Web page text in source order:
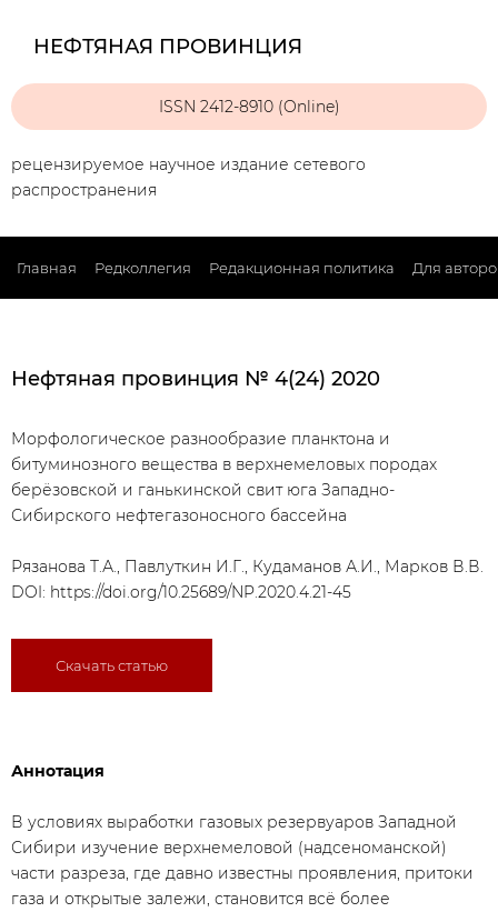
НЕФТЯНАЯ ПРОВИНЦИЯ
ISSN 2412-8910 (Online)
рецензируемое научное издание сетевого
распространения
Главная Редколлегия Редакционная политика Для
Нефтяная провинция № 4(24) 2020
Морфологическое разнообразие планктона и
битуминозного вещества в верхнемеловых породах
берёзовской и ганькинской свит юга Западно-
Сибирского нефтегазоносного бассейна
Рязанова Т.А., Павлуткин И.Г., Кудаманов А.И., Марков В.В.
DOI: https://doi.org/10.25689/NP.2020.4.21-45
Скачать статью
Аннотация
В условиях выработки газовых резервуаров Западной
Сибири изучение верхнемеловой (надсеноманской)
части разреза, где давно известны проявления, притоки
газа и открытые залежи, становится всё более